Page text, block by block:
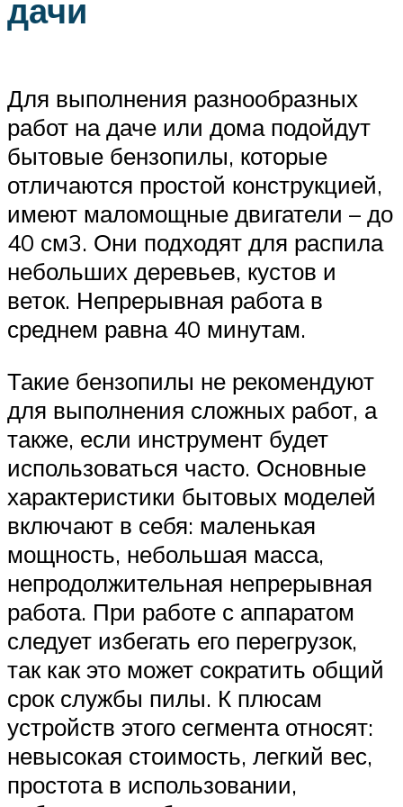
дачи
Для выполнения разнообразных
работ на даче или дома подойдут
бытовые бензопилы, которые
отличаются простой конструкцией,
имеют маломощные двигатели – до
40 см3. Они подходят для распила
небольших деревьев, кустов и
веток. Непрерывная работа в
среднем равна 40 минутам.
Такие бензопилы не рекомендуют
для выполнения сложных работ, а
также, если инструмент будет
использоваться часто. Основные
характеристики бытовых моделей
включают в себя: маленькая
мощность, небольшая масса,
непродолжительная непрерывная
работа. При работе с аппаратом
следует избегать его перегрузок,
так как это может сократить общий
срок службы пилы. К плюсам
устройств этого сегмента относят:
невысокая стоимость, легкий вес,
простота в использовании,